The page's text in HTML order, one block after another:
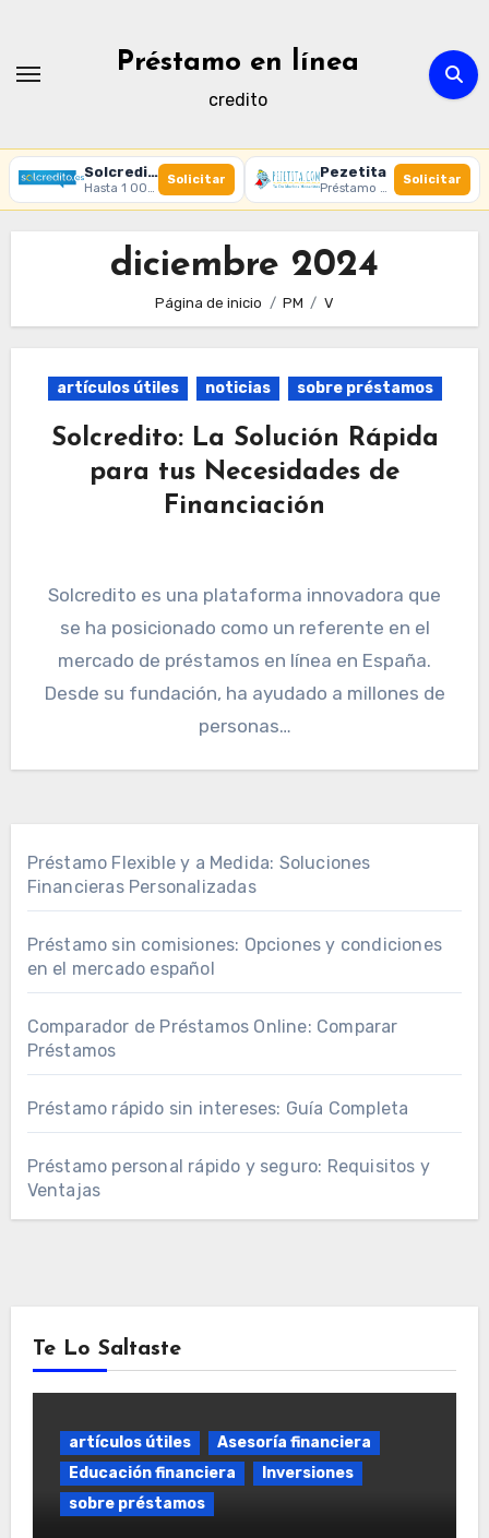
contenido
Préstamo en línea
credito
Solcredito
Hasta 1 000 € · 30 días · 100% online
Solicitar Pezetita
Préstamo online · Aprobación rápida
Solicitar
diciembre 2024
Página de inicio PM V
artículos útiles noticias sobre préstamos
Solcredito: La Solución Rápida
para tus Necesidades de
Financiación
Solcredito es una plataforma innovadora que
se ha posicionado como un referente en el
mercado de préstamos en línea en España.
Desde su fundación, ha ayudado a millones de
personas…
Préstamo Flexible y a Medida: Soluciones
Financieras Personalizadas
Préstamo sin comisiones: Opciones y condiciones
en el mercado español
Comparador de Préstamos Online: Comparar
Préstamos
Préstamo rápido sin intereses: Guía Completa
Préstamo personal rápido y seguro: Requisitos y
Ventajas
Te Lo Saltaste
artículos útiles
Asesoría financiera
Educación financiera
Inversiones
sobre préstamos